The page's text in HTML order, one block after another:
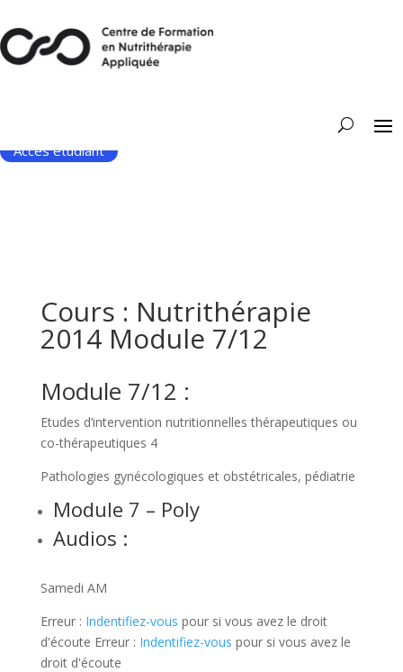
Accès étudiant
Cours : Nutrithérapie
2014 Module 7/12
Module 7/12 :
Etudes d’intervention nutritionnelles thérapeutiques ou
co-thérapeutiques 4
Pathologies gynécologiques et obstétricales, pédiatrie
Module 7 – Poly
Audios :
Samedi AM
Erreur : Indentifiez-vous pour si vous avez le droit
d'écoute Erreur : Indentifiez-vous pour si vous avez le
droit d'écoute